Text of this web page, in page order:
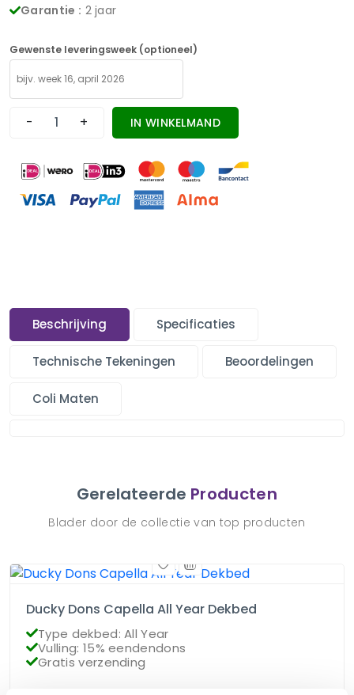
Garantie : 2 jaar
Gewenste leveringsweek (optioneel)
- + IN WINKELMAND
Beschrijving Specificaties
Technische Tekeningen Beoordelingen
Coli Maten
Gerelateerde Producten
Blader door de collectie van top producten
Ducky Dons Capella All Year Dekbed
Type dekbed: All Year
Vulling: 15% eendendons
Gratis verzending